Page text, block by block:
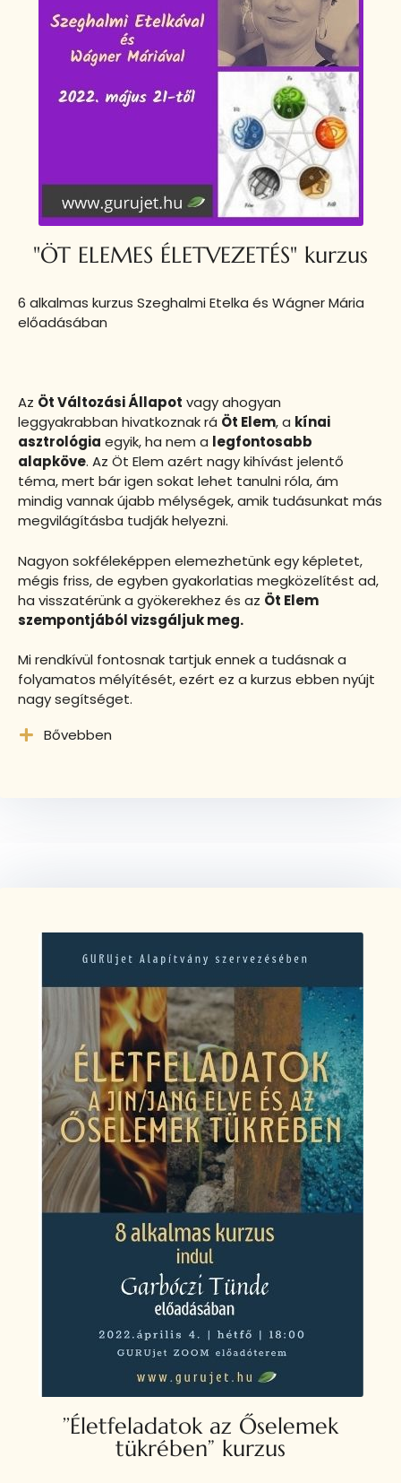
"ÖT ELEMES ÉLETVEZETÉS" kurzus
6 alkalmas kurzus Szeghalmi Etelka és Wágner Mária
előadásában
Az Öt Változási Állapot vagy ahogyan
leggyakrabban hivatkoznak rá Öt Elem, a kínai
asztrológia egyik, ha nem a legfontosabb
alapköve. Az Öt Elem azért nagy kihívást jelentő
téma, mert bár igen sokat lehet tanulni róla, ám
mindig vannak újabb mélységek, amik tudásunkat más
megvilágításba tudják helyezni.
Nagyon sokféleképpen elemezhetünk egy képletet,
mégis friss, de egyben gyakorlatias megközelítést ad,
ha visszatérünk a gyökerekhez és az Öt Elem
szempontjából vizsgáljuk meg.
Mi rendkívül fontosnak tartjuk ennek a tudásnak a
folyamatos mélyítését, ezért ez a kurzus ebben nyújt
nagy segítséget.
Bővebben
’’Életfeladatok az Őselemek
tükrében” kurzus